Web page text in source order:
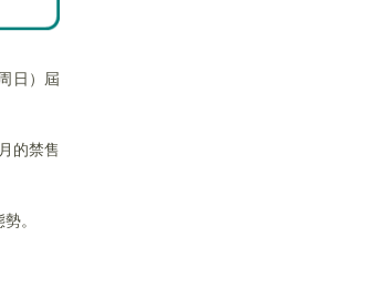
日）屆
的禁售
。